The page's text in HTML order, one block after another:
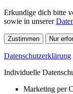
Erkundige dich bitte
sowie in unserer
Zustimmen Nur
Datenschutzerklärung
Individuelle
Marketing per